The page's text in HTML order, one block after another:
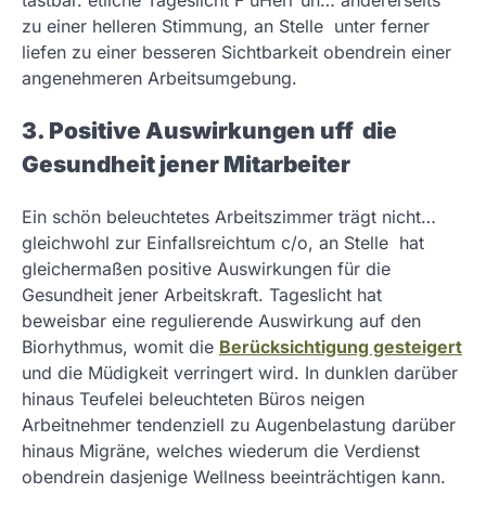
zu einer helleren Stimmung, an Stelle unter ferner
liefen zu einer besseren Sichtbarkeit obendrein einer
angenehmeren Arbeitsumgebung.
3. Positive Auswirkungen uff die
Gesundheit jener Mitarbeiter
Ein schön beleuchtetes Arbeitszimmer trägt nicht…
gleichwohl zur Einfallsreichtum c/o, an Stelle hat
gleichermaßen positive Auswirkungen für die
Gesundheit jener Arbeitskraft. Tageslicht hat
beweisbar eine regulierende Auswirkung auf den
Biorhythmus, womit die Berücksichtigung gesteigert
und die Müdigkeit verringert wird. In dunklen darüber
hinaus Teufelei beleuchteten Büros neigen
Arbeitnehmer tendenziell zu Augenbelastung darüber
hinaus Migräne, welches wiederum die Verdienst
obendrein dasjenige Wellness beeinträchtigen kann.